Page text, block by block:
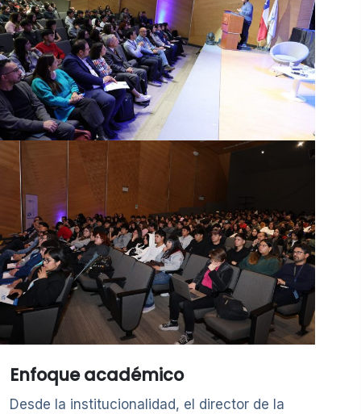
Enfoque académico
Desde la institucionalidad, el director de la